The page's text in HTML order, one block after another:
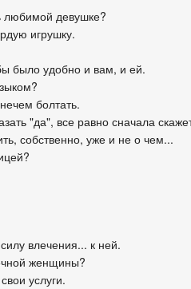
любимой девушке?
игрушку.
было удобно и вам, и ей.
болтать.
"да", все равно сначала
собственно, уже и не о чем...
влечения... к ней.
женщины?
услуги.